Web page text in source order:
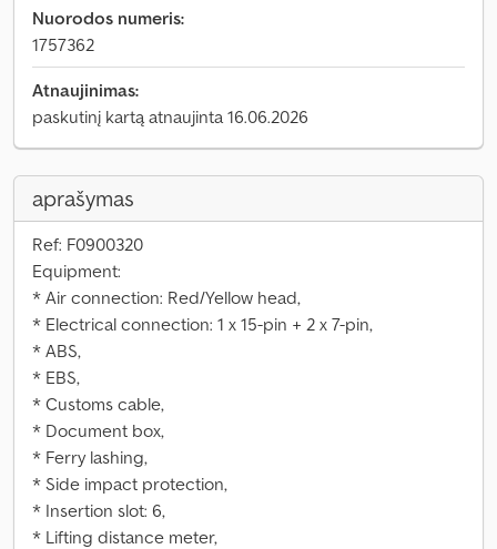
Nuorodos numeris:
1757362
Atnaujinimas:
paskutinį kartą atnaujinta 16.06.2026
aprašymas
Ref: F0900320
Equipment:
* Air connection: Red/Yellow head,
* Electrical connection: 1 x 15-pin + 2 x 7-pin,
* ABS,
* EBS,
* Customs cable,
* Document box,
* Ferry lashing,
* Side impact protection,
* Insertion slot: 6,
* Lifting distance meter,